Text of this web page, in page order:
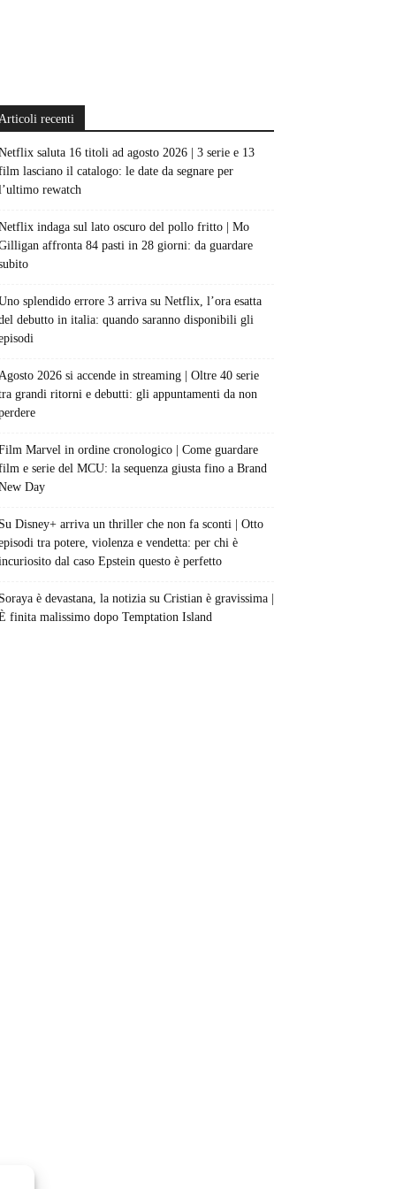
recenti
saluta 16 titoli ad agosto 2026 | 3 serie e 13
lasciano il catalogo: le date da segnare per
rewatch
indaga sul lato oscuro del pollo fritto | Mo
affronta 84 pasti in 28 giorni: da guardare
splendido errore 3 arriva su Netflix, l’ora esatta
debutto in italia: quando saranno disponibili gli
2026 si accende in streaming | Oltre 40 serie
grandi ritorni e debutti: gli appuntamenti da non
Marvel in ordine cronologico | Come guardare
e serie del MCU: la sequenza giusta fino a Brand
Day
Su Disney+ arriva un thriller che non fa sconti | Otto
tra potere, violenza e vendetta: per chi è
dal caso Epstein questo è perfetto
Soraya è devastana, la notizia su Cristian è gravissima |
finita malissimo dopo Temptation Island